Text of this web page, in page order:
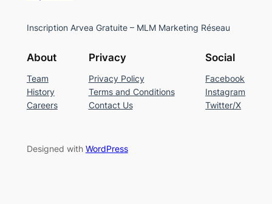
Inscription Arvea Gratuite – MLM Marketing Réseau
About
Team
History
Careers
Privacy
Privacy Policy
Terms and Conditions
Contact Us
Social
Facebook
Instagram
Twitter/X
Designed with WordPress